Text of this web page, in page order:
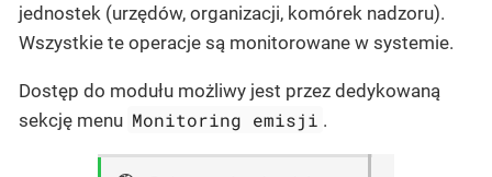
jednostek (urzędów, organizacji, komórek nadzoru).
Wszystkie te operacje są monitorowane w systemie.
Dostęp do modułu możliwy jest przez dedykowaną
sekcję menu Monitoring emisji .